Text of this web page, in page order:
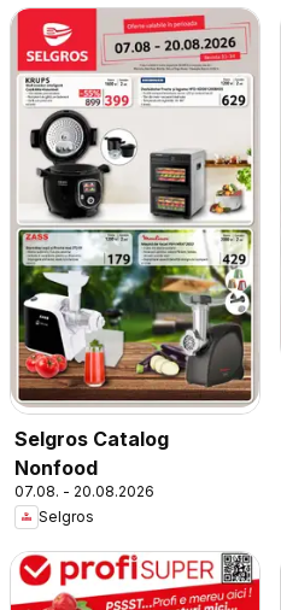
Selgros Catalog
Nonfood
07.08. - 20.08.2026
Selgros